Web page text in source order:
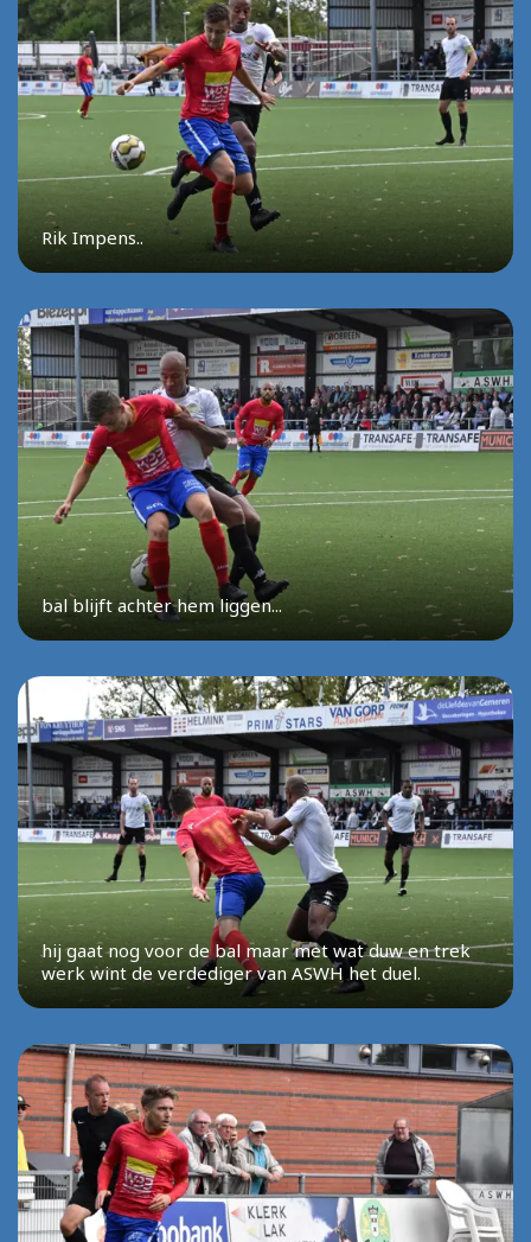
Rik Impens..
bal blijft achter hem liggen...
hij gaat nog voor de bal maar met wat duw en trek
werk wint de verdediger van ASWH het duel.